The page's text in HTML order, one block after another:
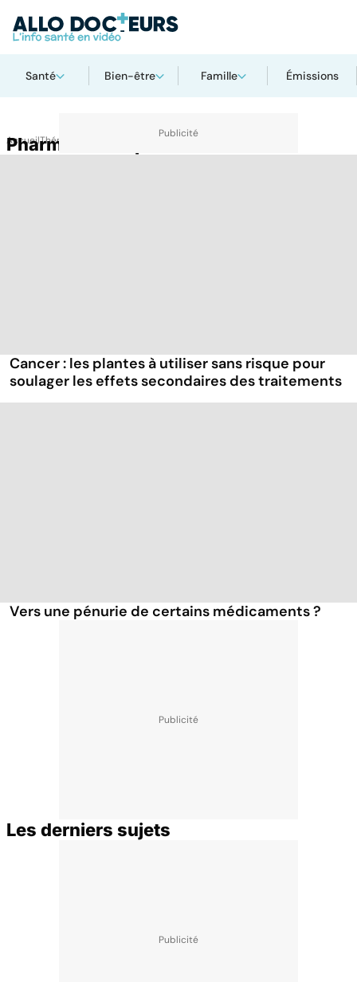
Santé Bien-être Famille Émissions
AccueilThématiques
Pharmacie hospitalière
Cancer : les plantes à utiliser sans risque pour
soulager les effets secondaires des traitements
Vers une pénurie de certains médicaments ?
Les derniers sujets